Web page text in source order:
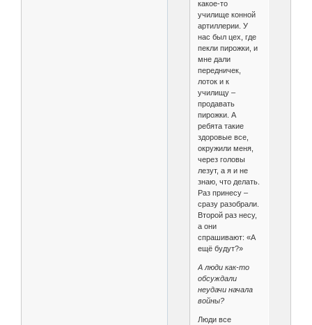
какое-то
училище конной
артиллерии. У
нас был цех, где
пекли пирожки, и
мне дали
передничек,
лоток и к
училищу –
продавать
пирожки. А
ребята такие
здоровые все,
окружили меня,
через головы
лезут, а я и не
знаю, что делать.
Раз принесу –
сразу разобрали.
Второй раз несу,
а они
спрашивают: «А
ещё будут?»
А люди как-то
обсуждали
неудачи начала
войны?
Люди все